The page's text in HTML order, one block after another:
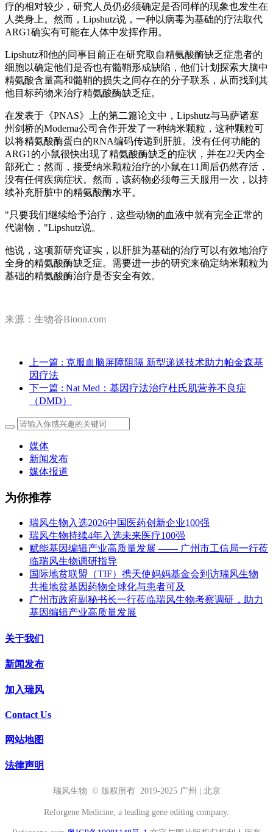
疗的相对较少，研究人员仍必须确定是否同样的现象也发生在
人类身上。然而，Lipshutz说，一种以病毒为基础的疗法取代
ARG1确实有可能在人体中发挥作用。
Lipshutz和他的同事目前正在研究取自精氨酸酶缺乏症患者的
细胞以确定他们是否也有髓鞘形成缺陷，他们计划探索大脑中
精氨酸含量高和髓鞘的损失之间存在的分子联系，从而找到其
他目标药物来治疗精氨酸酶缺乏症。
在发表于《PNAS》上的第二篇论文中，Lipshutz与马萨诸塞
州剑桥的Moderna公司合作开发了一种纳米颗粒，这种颗粒可
以将精氨酸酶蛋白的RNA编码传递到肝脏。没有任何功能的
ARG1的小鼠很快出现了精氨酸酶缺乏的症状，并在22天内全
部死亡；然而，接受纳米颗粒治疗的小鼠在11周后仍然存活，
没有任何疾病症状。然而，该药物必须每三天服用一次，以持
续补充肝脏中的精氨酸酶水平。
"只要我们继续给予治疗，这些动物的血液中就有完全正常的
代谢物，"Lipshutz说。
他说，这项新研究证实，以肝脏为基础的治疗可以有效地治疗
全身的精氨酸酶缺乏症。需要进一步的研究来确定纳米颗粒为
基础的精氨酸酶治疗是否安全有效。
来源：生物谷Bioon.com
上一篇 : 克服血脑屏障阻隔 新型递送技术助力帕金森基
因疗法
下一篇 : Nat Med：基因疗法治疗杜氏肌营养不良症
（DMD）
媒体
新闻发布
媒体报道
为你推荐
瑞风生物入选2026中国医药创新企业100强
瑞风生物持续4年入选未来医疗100强
赋能基因编辑产业高质量发展 —— 广州市工信局一行莅
临瑞风生物调研指导
国际地贫联盟（TIF）携天使妈妈基金会到访瑞风生物
共推地贫基因药物全球化与患者可及
广州市政府副秘书长一行莅临瑞风生物考察调研，助力
基因编辑产业高质量发展
关于我们
新闻发布
加入瑞风
Contact Us
网站地图
法律声明
瑞风生物 © 版权所有 2019-2025 广州 | 北京
Reforgene Medicine, a leading gene editing company.